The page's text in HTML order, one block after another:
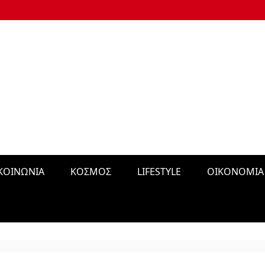
ΚΟΣΜΟΣ LIFESTYLE ΟΙΚΟΝΟΜΙΑ